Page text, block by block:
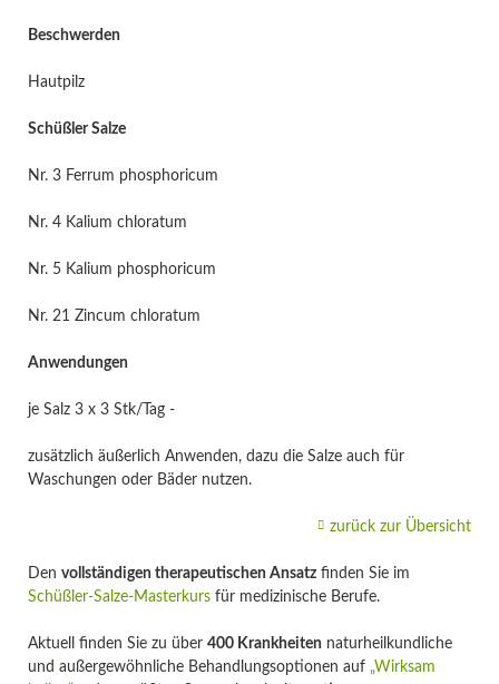
Beschwerden
Hautpilz
Schüßler Salze
Nr. 3 Ferrum phosphoricum
Nr. 4 Kalium chloratum
Nr. 5 Kalium phosphoricum
Nr. 21 Zincum chloratum
Anwendungen
je Salz 3 x 3 Stk/Tag -
zusätzlich äußerlich Anwenden, dazu die Salze auch für
Waschungen oder Bäder nutzen.
zurück zur Übersicht
Den vollständigen therapeutischen Ansatzfinden Sie im
Schüßler-Salze-Masterkursfür medizinische Berufe.
Aktuell finden Sie zu über 400 Krankheiten naturheilkundliche
und außergewöhnliche Behandlungsoptionen auf „Wirksam